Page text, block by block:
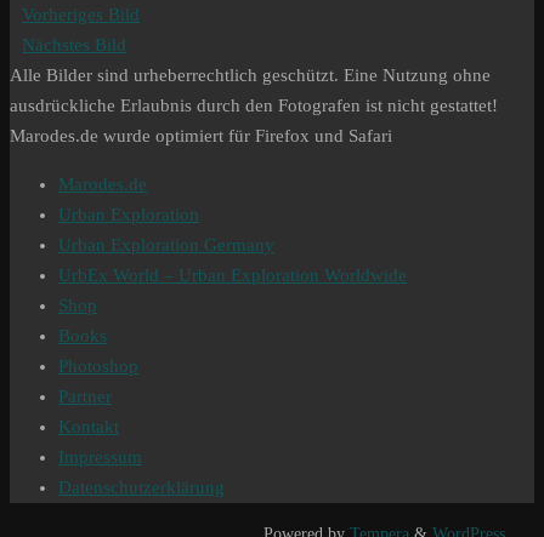
Vorheriges Bild
Nächstes Bild
Alle Bilder sind urheberrechtlich geschützt. Eine Nutzung ohne
ausdrückliche Erlaubnis durch den Fotografen ist nicht gestattet!
Marodes.de wurde optimiert für Firefox und Safari
Marodes.de
Urban Exploration
Urban Exploration Germany
UrbEx World – Urban Exploration Worldwide
Shop
Books
Photoshop
Partner
Kontakt
Impressum
Datenschutzerklärung